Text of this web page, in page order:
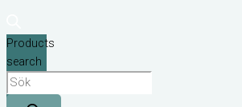
Products
search